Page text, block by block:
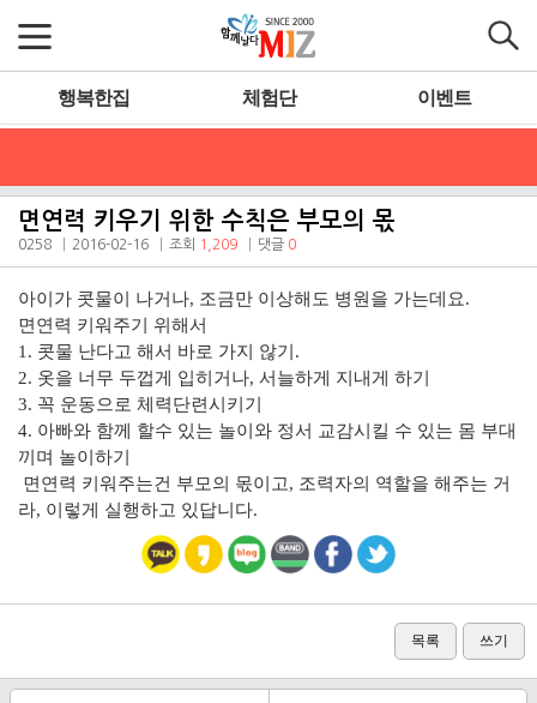
행복한집 체험단 이벤트
면연력 키우기 위한 수칙은 부모의 몫
0258 2016-02-16 조회 1,209 댓글 0
아이가 콧물이 나거나, 조금만 이상해도 병원을 가는데요.
면연력 키워주기 위해서
1. 콧물 난다고 해서 바로 가지 않기.
2. 옷을 너무 두껍게 입히거나, 서늘하게 지내게 하기
3. 꼭 운동으로 체력단련시키기
4. 아빠와 함께 할수 있는 놀이와 정서 교감시킬 수 있는 몸 부대
끼며 놀이하기
면연력 키워주는건 부모의 몫이고, 조력자의 역할을 해주는 거
라, 이렇게 실행하고 있답니다.
목록 쓰기